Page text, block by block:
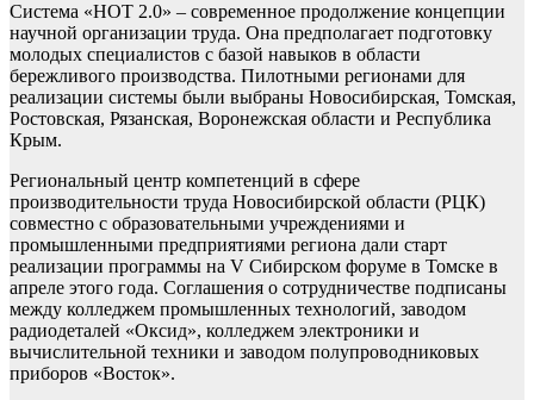
Система «НОТ 2.0» – современное продолжение концепции
научной организации труда. Она предполагает подготовку
молодых специалистов с базой навыков в области
бережливого производства. Пилотными регионами для
реализации системы были выбраны Новосибирская, Томская,
Ростовская, Рязанская, Воронежская области и Республика
Крым.
Региональный центр компетенций в сфере
производительности труда Новосибирской области (РЦК)
совместно с образовательными учреждениями и
промышленными предприятиями региона дали старт
реализации программы на V Сибирском форуме в Томске в
апреле этого года. Соглашения о сотрудничестве подписаны
между колледжем промышленных технологий, заводом
радиодеталей «Оксид», колледжем электроники и
вычислительной техники и заводом полупроводниковых
приборов «Восток».